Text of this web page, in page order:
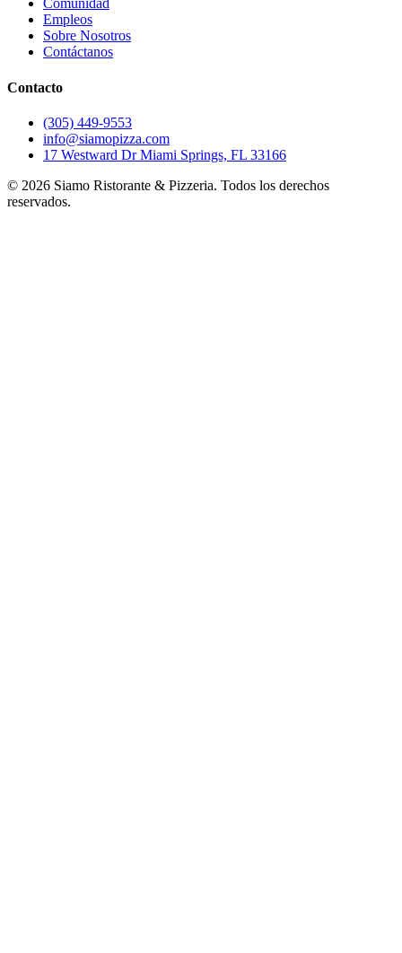
Comunidad
Empleos
Sobre Nosotros
Contáctanos
Contacto
(305) 449-9553
info@siamopizza.com
17 Westward Dr Miami Springs, FL 33166
© 2026 Siamo Ristorante & Pizzeria. Todos los derechos
reservados.